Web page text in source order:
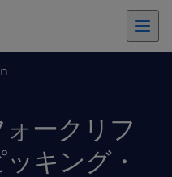
ークリフ
キング・